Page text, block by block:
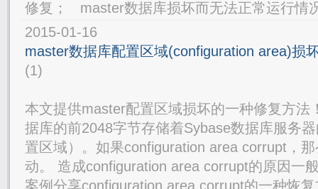
修复； master数据库损坏而无法正常运行
2015-01-16
master数据库配置区域(configuration area)损
(1)
本文提供master配置区域损坏的一种修复方法
据库的前2048字节存储着Sybase数据库服务
置区域）。如果configuration area corrupt，
动。 造成configuration area corrupt的原因一
案例分享configuration area corrupt的一种恢